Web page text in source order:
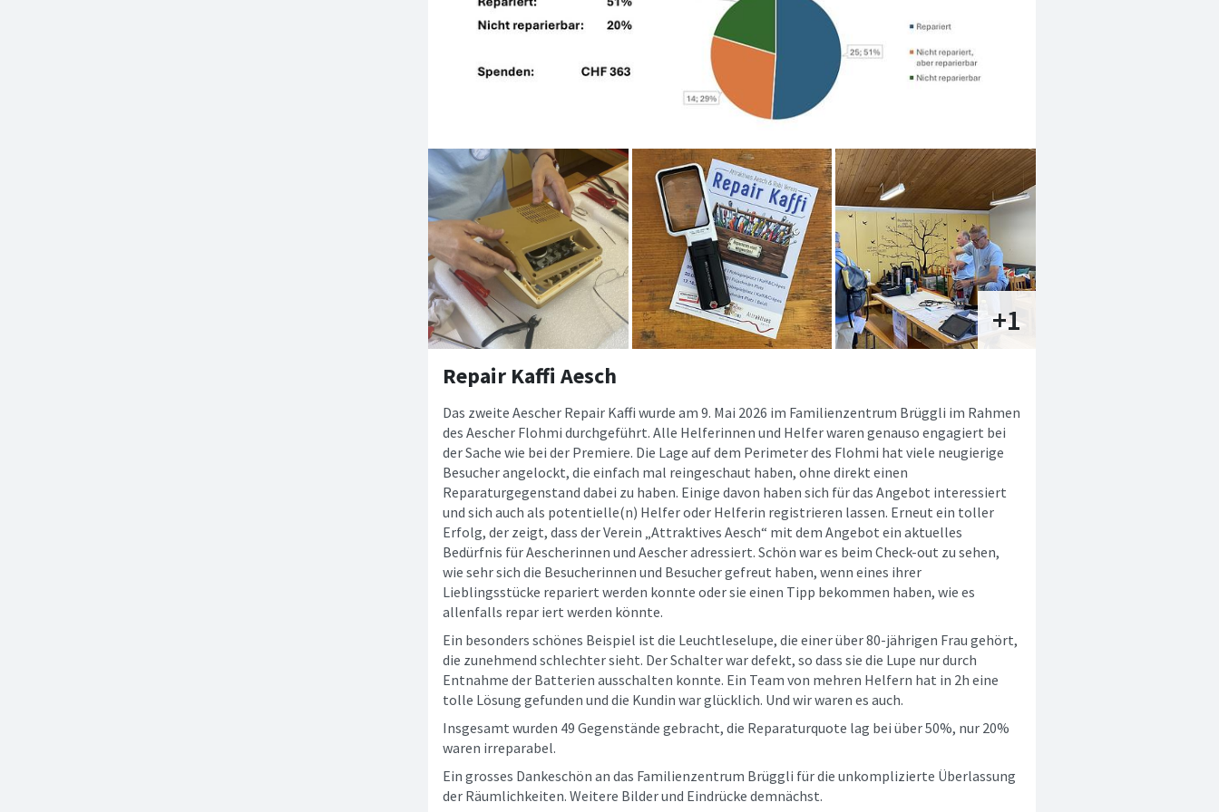
Repair Kaffi Aesch
Das zweite Aescher Repair Kaffi wurde am 9. Mai 2026 im Familienzentrum Brüggli im Rahmen
des Aescher Flohmi durchgeführt. Alle Helferinnen und Helfer waren genauso engagiert bei
der Sache wie bei der Premiere. Die Lage auf dem Perimeter des Flohmi hat viele neugierige
Besucher angelockt, die einfach mal reingeschaut haben, ohne direkt einen
Reparaturgegenstand dabei zu haben. Einige davon haben sich für das Angebot interessiert
und sich auch als potentielle(n) Helfer oder Helferin registrieren lassen. Erneut ein toller
Erfolg, der zeigt, dass der Verein „Attraktives Aesch“ mit dem Angebot ein aktuelles
Bedürfnis für Aescherinnen und Aescher adressiert. Schön war es beim Check-out zu sehen,
wie sehr sich die Besucherinnen und Besucher gefreut haben, wenn eines ihrer
Lieblingsstücke repariert werden konnte oder sie einen Tipp bekommen haben, wie es
allenfalls repar iert werden könnte.
Ein besonders schönes Beispiel ist die Leuchtleselupe, die einer über 80-jährigen Frau gehört,
die zunehmend schlechter sieht. Der Schalter war defekt, so dass sie die Lupe nur durch
Entnahme der Batterien ausschalten konnte. Ein Team von mehren Helfern hat in 2h eine
tolle Lösung gefunden und die Kundin war glücklich. Und wir waren es auch.
Insgesamt wurden 49 Gegenstände gebracht, die Reparaturquote lag bei über 50%, nur 20%
waren irreparabel.
Ein grosses Dankeschön an das Familienzentrum Brüggli für die unkomplizierte Überlassung
der Räumlichkeiten. Weitere Bilder und Eindrücke demnächst.